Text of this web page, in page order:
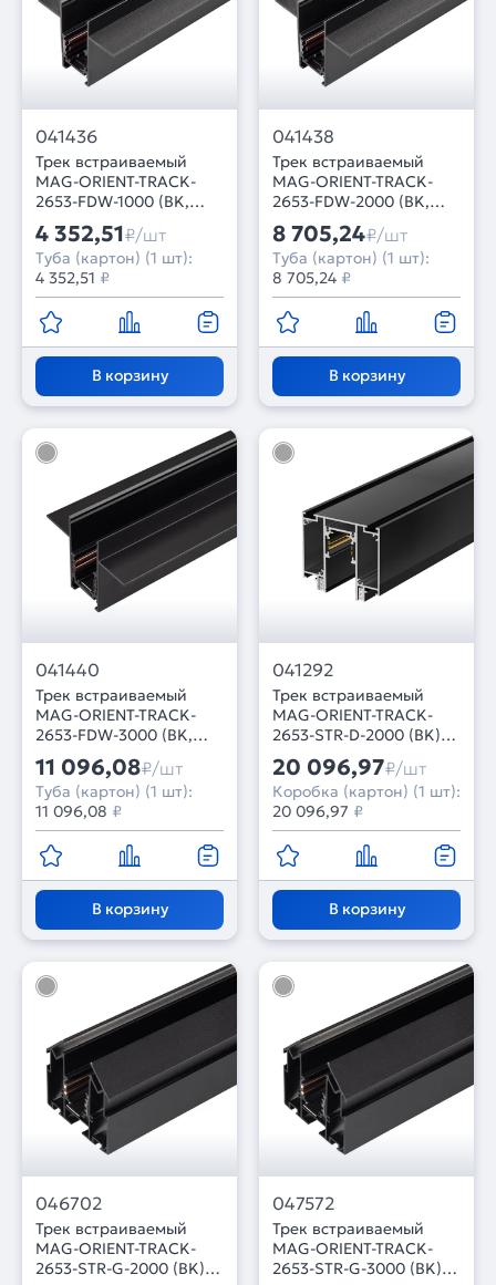
041436
Трек встраиваемый
MAG-ORIENT-TRACK-
2653-FDW-1000 (BK,
FLAT) (Arlight, IP20
Металл, 3 года)
4 352,51₽/шт
Туба (картон) (1 шт):
4 352,51 ₽
В корзину
041438
Трек встраиваемый
MAG-ORIENT-TRACK-
2653-FDW-2000 (BK,
FLAT) (Arlight, IP20
Металл, 3 года)
8 705,24₽/шт
Туба (картон) (1 шт):
8 705,24 ₽
В корзину
041440
Трек встраиваемый
MAG-ORIENT-TRACK-
2653-FDW-3000 (BK,
FLAT) (Arlight, IP20
Металл, 3 года)
11 096,08₽/шт
Туба (картон) (1 шт):
11 096,08 ₽
В корзину
041292
Трек встраиваемый
MAG-ORIENT-TRACK-
2653-STR-D-2000 (BK)
(Arlight, IP20 Металл, 3
года)
20 096,97₽/шт
Коробка (картон) (1 шт):
20 096,97 ₽
В корзину
046702
Трек встраиваемый
MAG-ORIENT-TRACK-
2653-STR-G-2000 (BK)
047572
Трек встраиваемый
MAG-ORIENT-TRACK-
2653-STR-G-3000 (BK)